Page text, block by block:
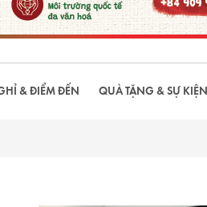
& ĐIỂM ĐẾN QUÀ TẶNG & SỰ KIỆN